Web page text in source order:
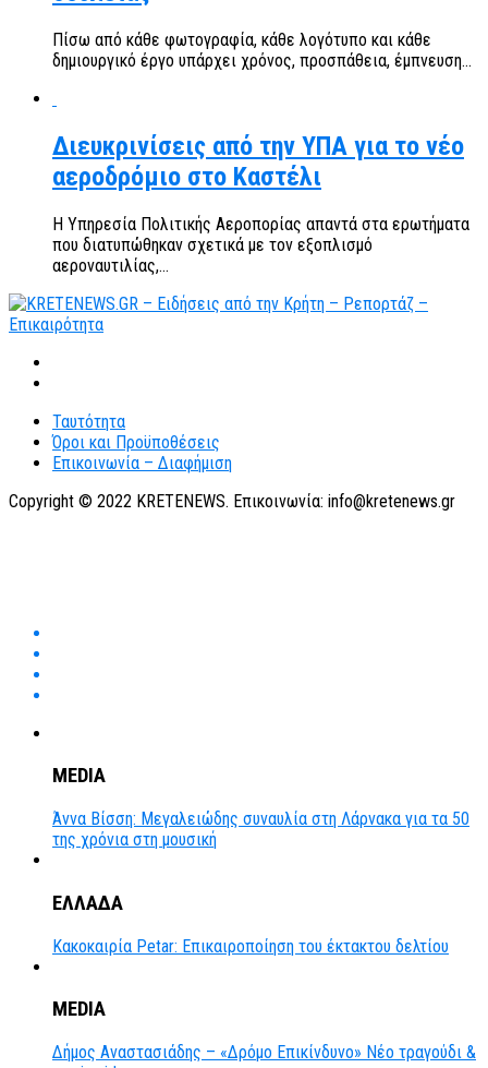
Πίσω από κάθε φωτογραφία, κάθε λογότυπο και κάθε
δημιουργικό έργο υπάρχει χρόνος, προσπάθεια, έμπνευση...
Διευκρινίσεις από την ΥΠΑ για το νέο
αεροδρόμιο στο Καστέλι
Η Υπηρεσία Πολιτικής Αεροπορίας απαντά στα ερωτήματα
που διατυπώθηκαν σχετικά με τον εξοπλισμό
αεροναυτιλίας,...
Ταυτότητα
Όροι και Προϋποθέσεις
Επικοινωνία – Διαφήμιση
Copyright © 2022 KRETENEWS. Επικοινωνία: info@kretenews.gr
MEDIA
Άννα Βίσση: Μεγαλειώδης συναυλία στη Λάρνακα για τα 50
της χρόνια στη μουσική
ΕΛΛΑΔΑ
Κακοκαιρία Petar: Επικαιροποίηση του έκτακτου δελτίου
MEDIA
Δήμος Αναστασιάδης – «Δρόμο Επικίνδυνο» Νέο τραγούδι &